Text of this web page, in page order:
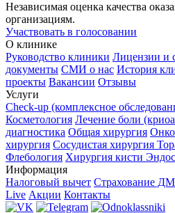
Независимая оценка качества
организациям.
Участвовать в голосовании
О клинике
Руководство клиники Лицензии и
документы СМИ о нас История
проекты Вакансии Отзывы
Услуги
Check-up (комплексное
Косметология Лечение боли
диагностика Общая хирургия
хирургия Сосудистая хирургия
Флебология Хирургия кисти
Информация
Налоговый вычет Страхование
Live Акции Контакты